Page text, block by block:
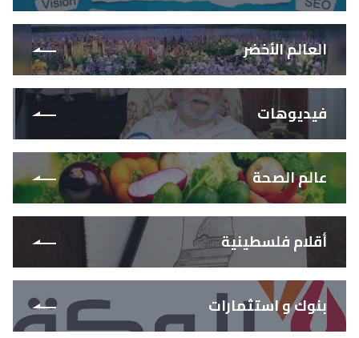
العالم الأخضر
فيديوهات
عالم الصحة
أقلام فلسطينية
بنوك و استثمارات